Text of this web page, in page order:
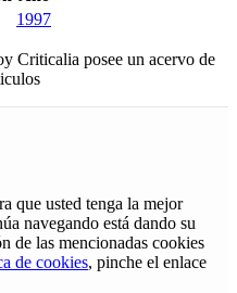
1997
Criticalia posee un acervo de
que usted tenga la mejor
navegando está dando su
de las mencionadas cookies
de cookies, pinche el enlace